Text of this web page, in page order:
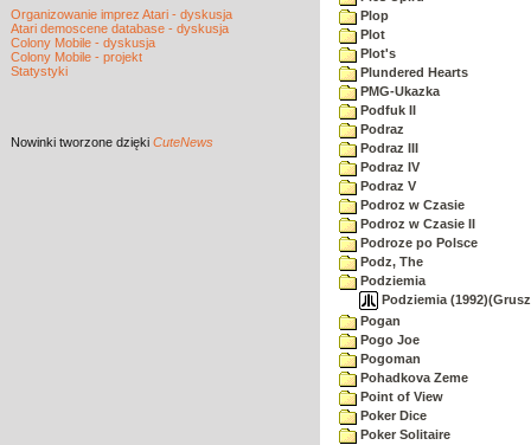
Organizowanie imprez Atari - dyskusja
Atari demoscene database - dyskusja
Colony Mobile - dyskusja
Colony Mobile - projekt
Statystyki
Nowinki tworzone dzięki CuteNews
Plop
Plot
Plot's
Plundered Hearts
PMG-Ukazka
Podfuk II
Podraz
Podraz III
Podraz IV
Podraz V
Podroz w Czasie
Podroz w Czasie II
Podroze po Polsce
Podz, The
Podziemia
Podziemia
Pogan
Pogo Joe
Pogoman
Pohadkova Zeme
Point of View
Poker Dice
Poker Solitaire